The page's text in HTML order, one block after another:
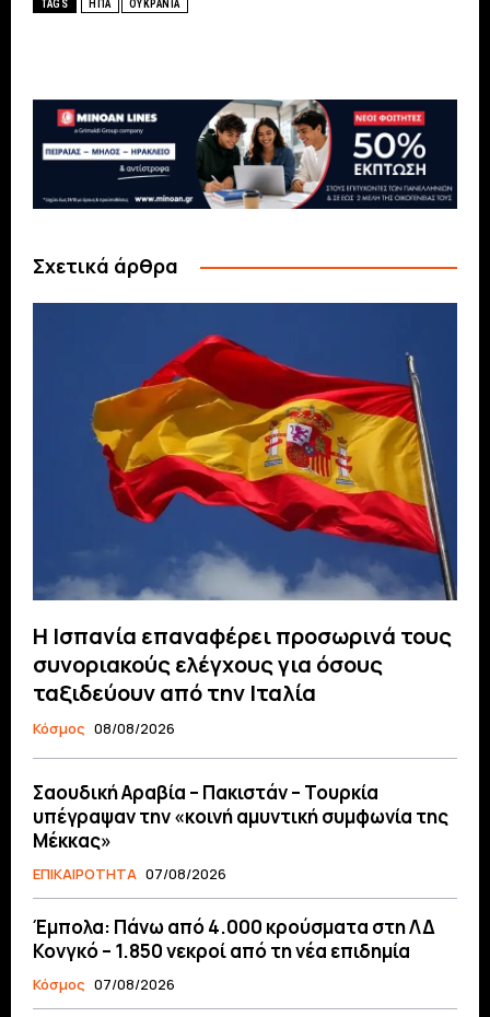
TAGS ΗΠΑ ΟΥΚΡΑΝΙΑ
Σχετικά άρθρα
Η Ισπανία επαναφέρει προσωρινά τους
συνοριακούς ελέγχους για όσους
ταξιδεύουν από την Ιταλία
Κόσμος 08/08/2026
Σαουδική Αραβία – Πακιστάν – Τουρκία
υπέγραψαν την «κοινή αμυντική συμφωνία της
Μέκκας»
ΕΠΙΚΑΙΡΟΤΗΤΑ 07/08/2026
Έμπολα: Πάνω από 4.000 κρούσματα στη ΛΔ
Κονγκό – 1.850 νεκροί από τη νέα επιδημία
Κόσμος 07/08/2026